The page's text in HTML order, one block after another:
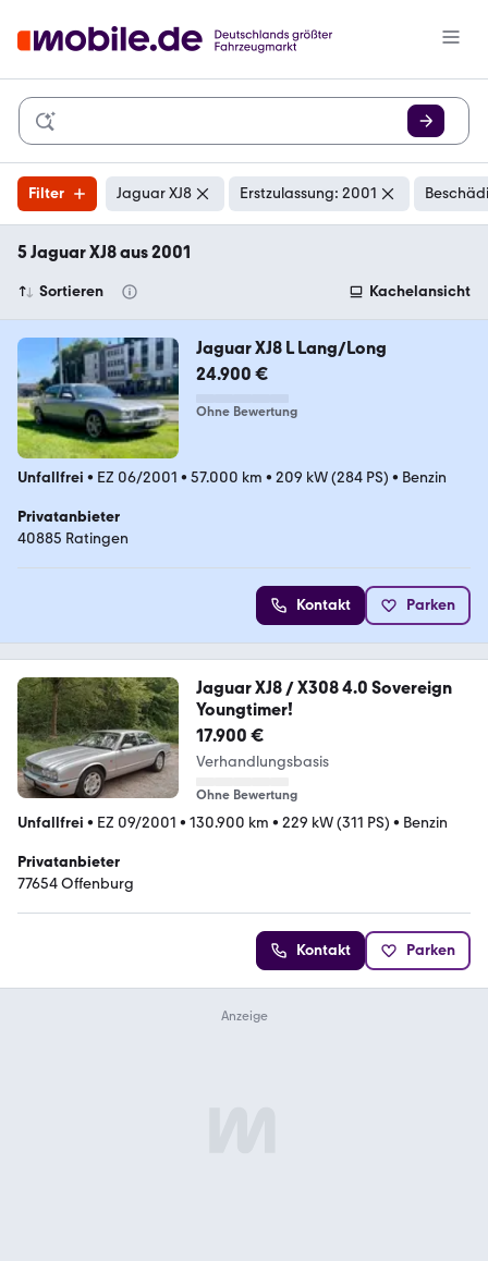
Filter Jaguar XJ8 Erstzulassung: 2001
5 Jaguar XJ8 aus 2001
Sortieren Kachelansicht
Jaguar XJ8 L Lang/Long
24.900 €
Ohne Bewertung
Unfallfrei • EZ 06/2001 • 57.000 km • 209 kW (284 PS) • Benzin
Privatanbieter
40885 Ratingen
Kontakt Parken
Jaguar XJ8 / X308 4.0 Sovereign
Youngtimer!
17.900 €
Verhandlungsbasis
Ohne Bewertung
Unfallfrei • EZ 09/2001 • 130.900 km • 229 kW (311 PS) • Benzin
Privatanbieter
77654 Offenburg
Kontakt Parken